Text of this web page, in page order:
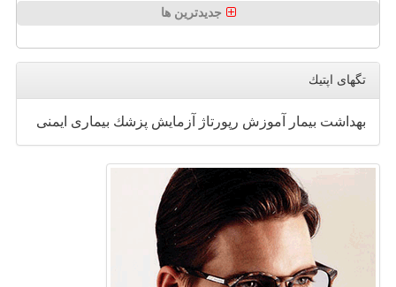
جدیدترین ها
تگهای اپتیك
بهداشت بیمار آموزش رپورتاژ آزمایش پزشك بیماری ایمنی